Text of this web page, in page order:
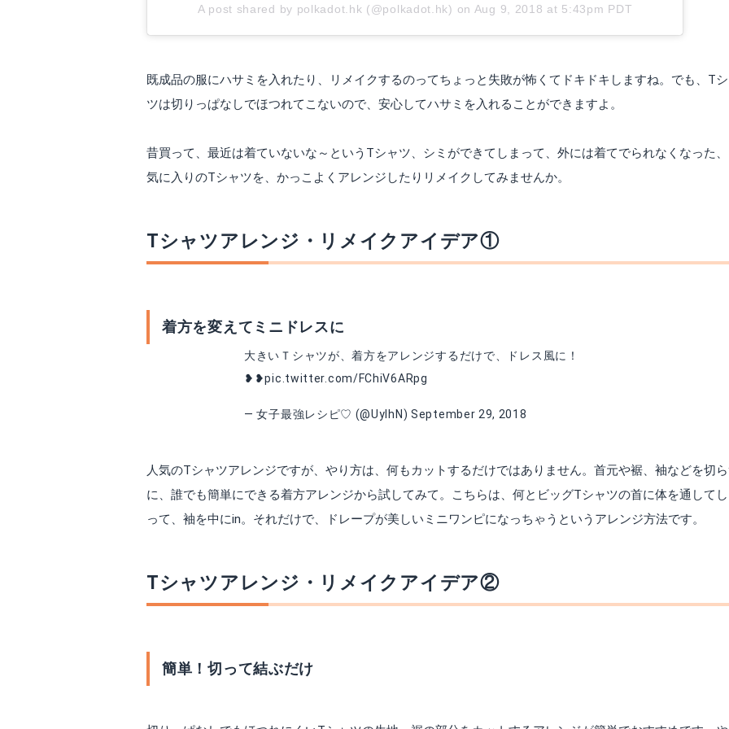
A post shared by polkadot.hk (@polkadot.hk) on Aug 9, 2018 at 5:43pm PDT
既成品の服にハサミを入れたり、リメイクするのってちょっと失敗が怖くてドキドキしますね。でも、T
ツは切りっぱなしでほつれてこないので、安心してハサミを入れることができますよ。
昔買って、最近は着ていないな～というTシャツ、シミができてしまって、外には着てでられなくなった
気に入りのTシャツを、かっこよくアレンジしたりリメイクしてみませんか。
Tシャツアレンジ・リメイクアイデア①
着方を変えてミニドレスに
大きいＴシャツが、着方をアレンジするだけで、ドレス風に！
❥❥pic.twitter.com/FChiV6ARpg
— 女子最強レシピ♡ (@UyIhN) September 29, 2018
人気のTシャツアレンジですが、やり方は、何もカットするだけではありません。首元や裾、袖などを切
に、誰でも簡単にできる着方アレンジから試してみて。こちらは、何とビッグTシャツの首に体を通して
って、袖を中にin。それだけで、ドレープが美しいミニワンピになっちゃうというアレンジ方法です。
Tシャツアレンジ・リメイクアイデア②
簡単！切って結ぶだけ